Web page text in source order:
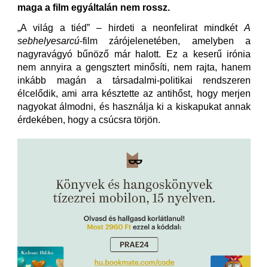
maga a film egyáltalán nem rossz.
„A világ a tiéd” – hirdeti a neonfelirat mindkét A
sebhelyesarcú-film zárójelenetében, amelyben a
nagyravágyó bűnöző már halott. Ez a keserű irónia
nem annyira a gengsztert minősíti, nem rajta, hanem
inkább magán a társadalmi-politikai rendszeren
élcelődik, ami arra késztette az antihőst, hogy merjen
nagyokat álmodni, és használja ki a kiskapukat annak
érdekében, hogy a csúcsra törjön.